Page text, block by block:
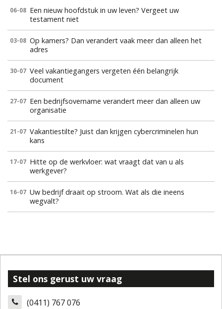
06-08 Een nieuw hoofdstuk in uw leven? Vergeet uw
testament niet
03-08 Op kamers? Dan verandert vaak meer dan alleen het
adres
30-07 Veel vakantiegangers vergeten één belangrijk
document
27-07 Een bedrijfsovername verandert meer dan alleen uw
organisatie
21-07 Vakantiestilte? Juist dan krijgen cybercriminelen hun
kans
17-07 Hitte op de werkvloer: wat vraagt dat van u als
werkgever?
16-07 Uw bedrijf draait op stroom. Wat als die ineens
wegvalt?
Stel ons gerust uw vraag
(0411) 767 076